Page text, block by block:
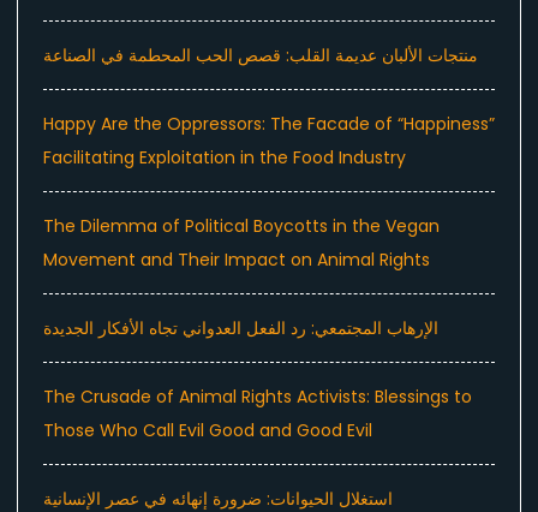
منتجات الألبان عديمة القلب: قصص الحب المحطمة في الصناعة
Happy Are the Oppressors: The Facade of “Happiness”
Facilitating Exploitation in the Food Industry
The Dilemma of Political Boycotts in the Vegan
Movement and Their Impact on Animal Rights
الإرهاب المجتمعي: رد الفعل العدواني تجاه الأفكار الجديدة
The Crusade of Animal Rights Activists: Blessings to
Those Who Call Evil Good and Good Evil
استغلال الحيوانات: ضرورة إنهائه في عصر الإنسانية